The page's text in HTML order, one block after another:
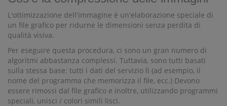
L'ottimizzazione dell'immagine è un'elaborazione speciale di
un file grafico per ridurne le dimensioni senza perdita di
qualità visiva.
Per eseguire questa procedura, ci sono un gran numero di
algoritmi abbastanza complessi. Tuttavia, sono tutti basati
sulla stessa base: tutti i dati del servizio lì (ad esempio, il
nome del programma che memorizza il file, ecc.) Devono
essere rimossi dal file grafico e inoltre, utilizzando programmi
speciali, unisci / colori simili lisci.